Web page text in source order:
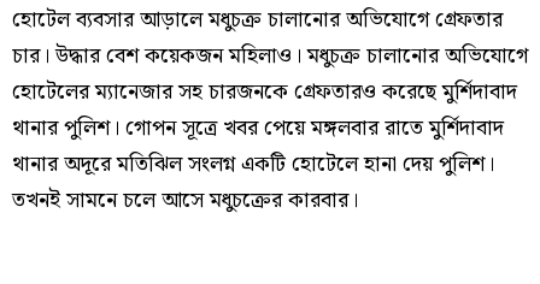
হোটেল ব্যবসার আড়ালে মধুচক্র চালানোর অভিযোগে গ্রেফতার
চার। উদ্ধার বেশ কয়েকজন মহিলাও। মধুচক্র চালানোর অভিযোগে
হোটেলের ম্যানেজার সহ চারজনকে গ্রেফতারও করেছে মুর্শিদাবাদ
থানার পুলিশ। গোপন সূত্রে খবর পেয়ে মঙ্গলবার রাতে মুর্শিদাবাদ
থানার অদূরে মতিঝিল সংলগ্ন একটি হোটেলে হানা দেয় পুলিশ।
তখনই সামনে চলে আসে মধুচক্রের কারবার।